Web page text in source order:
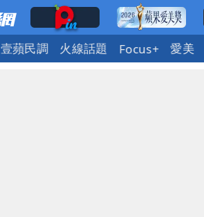
壹蘋民調 火線話題 Focus+ 愛美